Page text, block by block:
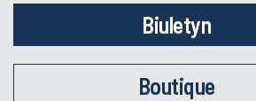
Biuletyn
Boutique